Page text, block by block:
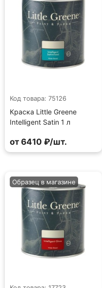
Код товара: 75126
Краска Little Greene
Intelligent Satin 1 л
от 6410 ₽/шт.
Образец в магазине